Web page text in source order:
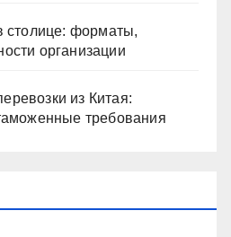
столице: форматы,
организации
из Китая:
требования